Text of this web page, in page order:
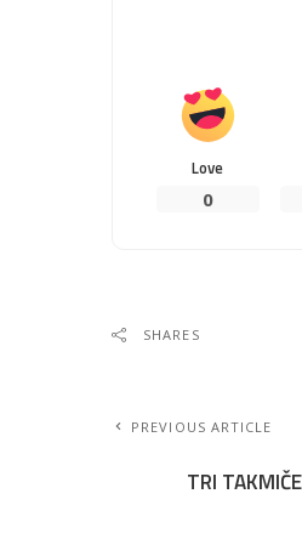
Love
0
SHARES
PREVIOUS ARTICLE
TRI